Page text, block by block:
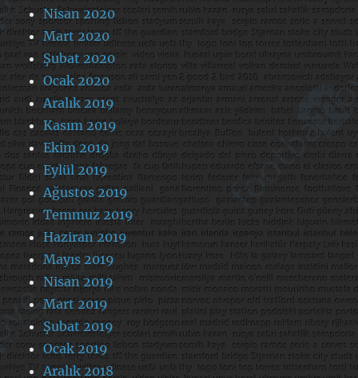
Nisan 2020
Mart 2020
Şubat 2020
Ocak 2020
Aralık 2019
Kasım 2019
Ekim 2019
Eylül 2019
Ağustos 2019
Temmuz 2019
Haziran 2019
Mayıs 2019
Nisan 2019
Mart 2019
Şubat 2019
Ocak 2019
Aralık 2018